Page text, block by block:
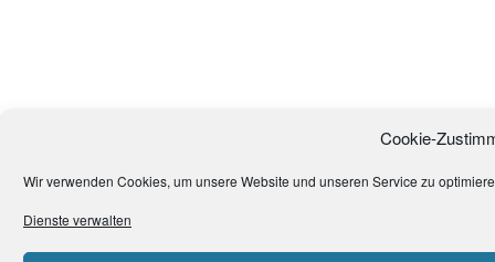
Cookie-
Wir verwenden Cookies, um unsere Website und unseren Service zu
Dienste verwalten